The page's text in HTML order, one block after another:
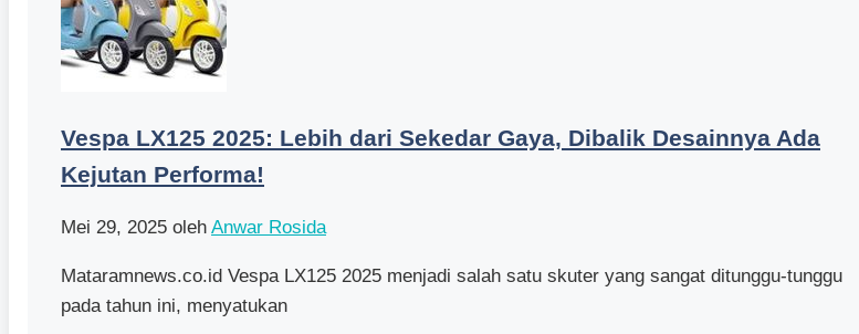
Vespa LX125 2025: Lebih dari Sekedar Gaya, Dibalik Desainnya Ada
Kejutan Performa!
Mei 29, 2025 oleh Anwar Rosida
Mataramnews.co.id Vespa LX125 2025 menjadi salah satu skuter yang sangat ditunggu-tunggu
pada tahun ini, menyatukan